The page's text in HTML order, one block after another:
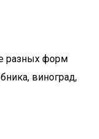
разных форм
виноград,